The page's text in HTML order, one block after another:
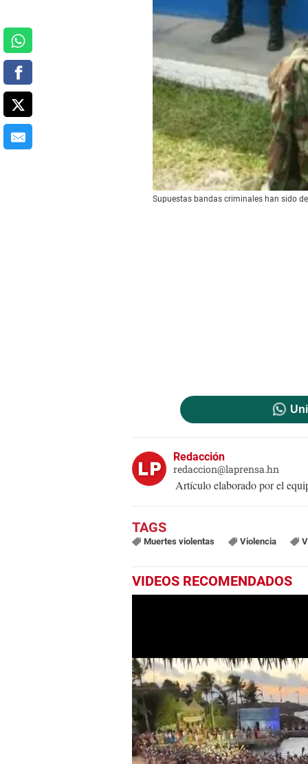
Supuestas bandas criminales han sido
Redacción
redaccion@laprensa.hn
Artículo elaborado por el
Muertes violentas Violencia
VIDEOS RECOMENDADOS